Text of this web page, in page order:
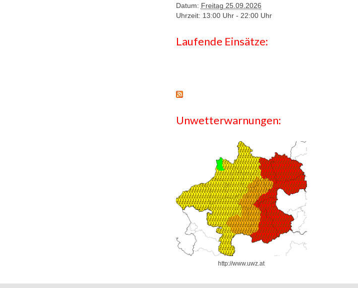
Datum: Freitag 25.09.2026
Uhrzeit: 13:00 Uhr - 22:00 Uhr
Laufende Einsätze:
Unwetterwarnungen:
http://www.uwz.at